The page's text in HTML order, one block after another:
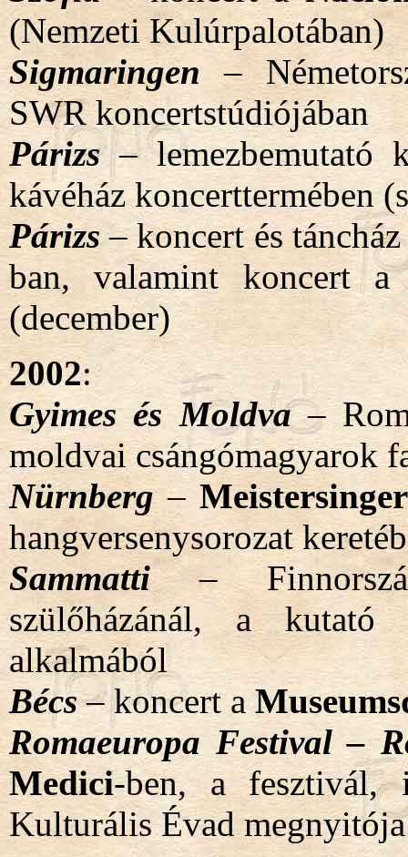
(Nemzeti Kulúrpalotában)
Sigmaringen –
SWR koncertstúdiójában
Párizs–lemezbemutató
kávéház koncerttermében
Párizs– koncert és
ban, valamint koncert
(december)
2002:
Gyimes és Moldva–
moldvai csángómagyarok
Nürnberg –
hangversenysorozat
Sammatti–
szülőházánál, a kutató
alkalmából
Bécs– koncert a
Romaeuropa Festival –
Medici-ben, a fesztivál,
Kulturális Évad